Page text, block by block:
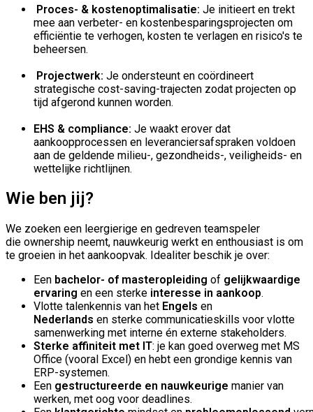
Proces- & kostenoptimalisatie: Je initieert en trekt
mee aan verbeter- en kostenbesparingsprojecten om
efficiëntie te verhogen, kosten te verlagen en risico's te
beheersen.
Projectwerk: Je ondersteunt en coördineert
strategische cost-saving-trajecten zodat projecten op
tijd afgerond kunnen worden.
EHS & compliance: Je waakt erover dat
aankoopprocessen en leveranciersafspraken voldoen
aan de geldende milieu-, gezondheids-, veiligheids- en
wettelijke richtlijnen.
Wie ben jij?
We zoeken een leergierige en gedreven teamspeler
die ownership neemt, nauwkeurig werkt en enthousiast is om
te groeien in het aankoopvak. Idealiter beschik je over:
Een bachelor- of masteropleiding of gelijkwaardige
ervaring en een sterke interesse in aankoop.
Vlotte talenkennis van het Engels en
Nederlands en sterke communicatieskills voor vlotte
samenwerking met interne én externe stakeholders.
Sterke affiniteit met IT: je kan goed overweg met MS
Office (vooral Excel) en hebt een grondige kennis van
ERP-systemen.
Een gestructureerde en nauwkeurige manier van
werken, met oog voor deadlines.